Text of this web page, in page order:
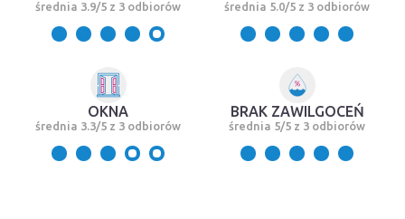
średnia 3.9/5 z 3 odbiorów średnia 5.0/5 z 3 odbiorów
OKNA
średnia 3.3/5 z 3 odbiorów
BRAK ZAWILGOCEŃ
średnia 5/5 z 3 odbiorów